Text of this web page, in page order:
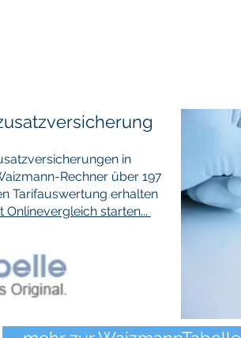
in
Rechner über 197
Tarifauswertung erhalten
Onlinevergleich starten...